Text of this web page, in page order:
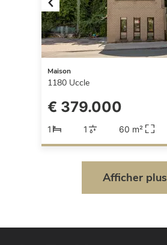
Previous
Maison
1180 Uccle
€ 379.000
1 1 60 m²
Afficher plus